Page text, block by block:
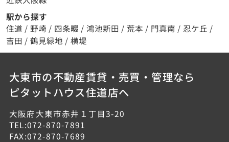
駅から探す
住道 / 野崎 / 四条畷 / 鴻池新田 / 荒本 / 門真南 / 忍ケ丘 /
吉田 / 鶴見緑地 / 横堤
大東市の不動産賃貸・売買・管理なら
ピタットハウス住道店へ
大阪府大東市赤井１丁目3-20
TEL:072-870-7891
FAX:072-870-7689